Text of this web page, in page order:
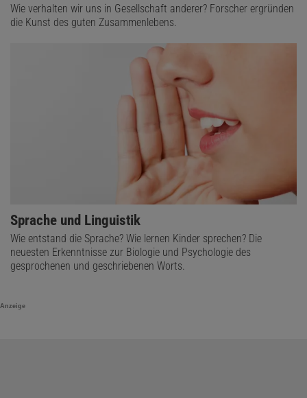
Wie verhalten wir uns in Gesellschaft anderer? Forscher ergründen
die Kunst des guten Zusammenlebens.
Sprache und Linguistik
Wie entstand die Sprache? Wie lernen Kinder sprechen? Die
neuesten Erkenntnisse zur Biologie und Psychologie des
gesprochenen und geschriebenen Worts.
Anzeige